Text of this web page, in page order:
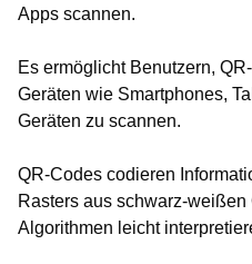
Apps scannen.
Es ermöglicht Benutzern,
Geräten wie Smartphones,
Geräten zu scannen.
QR-Codes codieren
Rasters aus schwarz-
Algorithmen leicht